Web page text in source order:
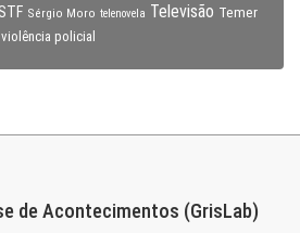
STF Sérgio Moro telenovela Televisão Temer
violência policial
de Acontecimentos (GrisLab)